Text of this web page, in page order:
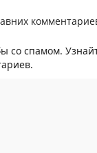
со спамом.